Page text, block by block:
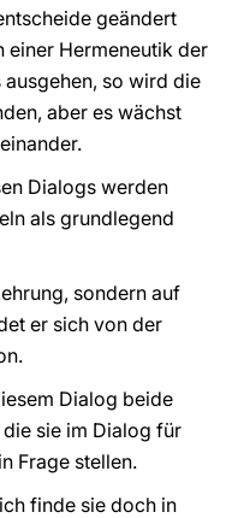
geändert
einer Hermeneutik der
so wird die
aber es wächst
Dialogs werden
als grundlegend
sondern auf
er sich von der
Dialog beide
sie im Dialog für
Frage stellen.
finde sie doch in